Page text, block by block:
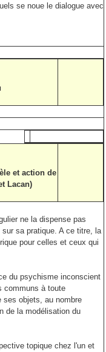
se noue le dialogue avec
et action de
Lacan)
ne la dispense pas
sa pratique. A ce titre, la
pour celles et ceux qui
du psychisme inconscient
communs à toute
ses objets, au nombre
de la modélisation du
topique chez l'un et